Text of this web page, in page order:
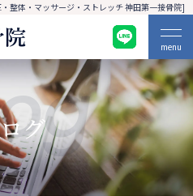
整体・マッサージ・ストレッチ 神田第一接骨院]
menu
グ